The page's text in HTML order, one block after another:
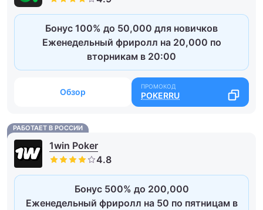
Бонус 100% до 50,000 для новичков
Еженедельный фриролл на 20,000 по
вторникам в 20:00
Обзор POKERRU
РАБОТАЕТ В РОССИИ
1win Poker
Бонус 500% до 200,000
Еженедельный фриролл на 50 по пятницам в